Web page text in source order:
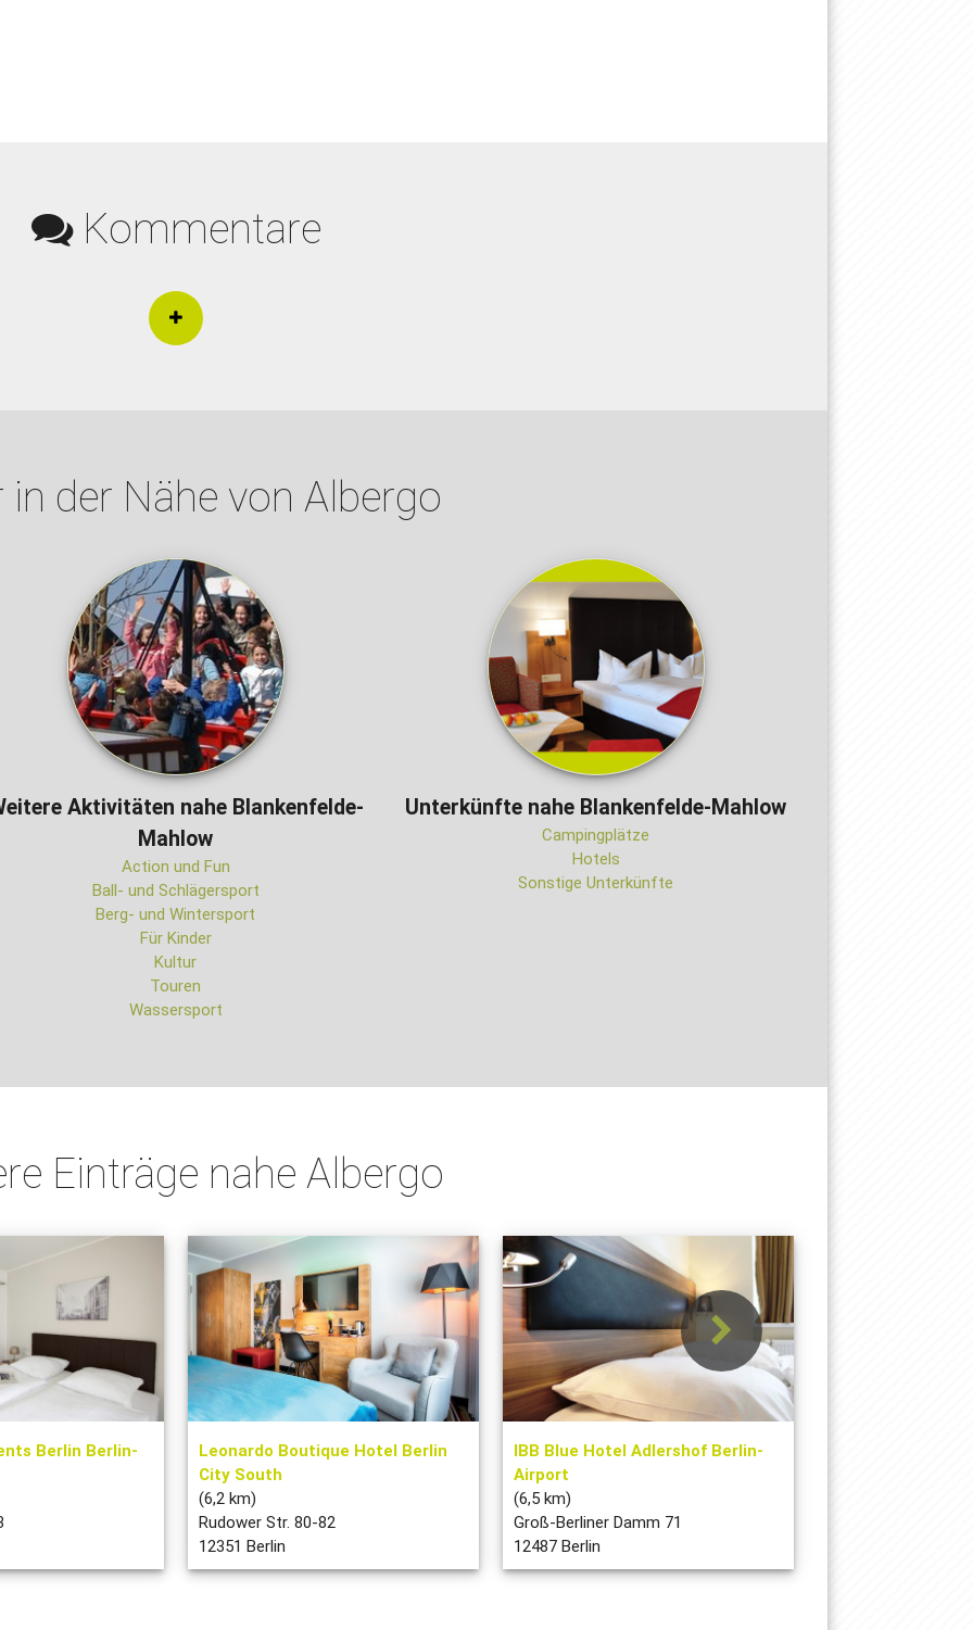
Kommentare
in der Nähe von Albergo
Aktivitäten nahe Blankenfelde-
Mahlow
Action und Fun
Ball- und Schlägersport
Berg- und Wintersport
Für Kinder
Kultur
Touren
Wassersport
Unterkünfte nahe Blankenfelde-Mahlow
Campingplätze
Hotels
Sonstige Unterkünfte
Einträge nahe Albergo
Berlin Berlin-
Leonardo Boutique Hotel Berlin
City South
(6,2 km)
Rudower Str. 80-82
12351 Berlin
IBB Blue Hotel Adlershof Berlin-
Airport
(6,5 km)
Groß-Berliner Damm 71
12487 Berlin